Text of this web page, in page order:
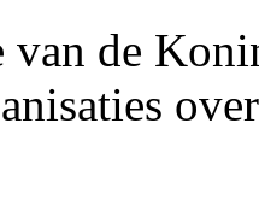
van de